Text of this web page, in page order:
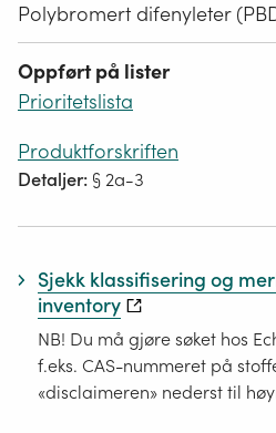
Polybromert difenyleter
Oppført på lister
Prioritetslista
Produktforskriften
Detaljer: § 2a-3
Sjekk klassifisering og
inventory
NB! Du må gjøre søket hos
f.eks. CAS-nummeret på
«disclaimeren» nederst til